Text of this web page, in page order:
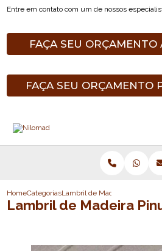
Entre em contato com um de nossos
FAÇA SEU ORÇAMENTO
FAÇA SEU ORÇAMENTO
HomeCategoriasLambril de Madeira Pinus
Lambril de Madeira